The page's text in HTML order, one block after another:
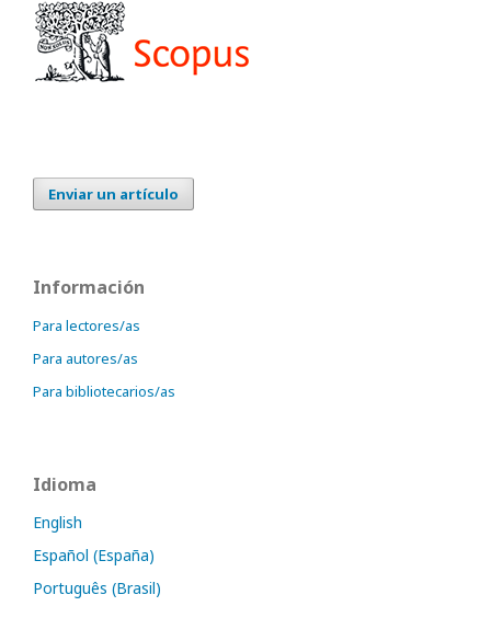
Enviar un artículo
Información
Para lectores/as
Para autores/as
Para bibliotecarios/as
Idioma
English
Español (España)
Português (Brasil)